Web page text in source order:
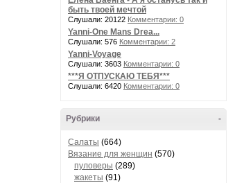
быть твоей мечтой
Слушали: 20122 Комментарии: 0
Yanni-One Mans Drea...
Слушали: 576 Комментарии: 2
Yanni-Voyage
Слушали: 3603 Комментарии: 0
***Я ОТПУСКАЮ ТЕБЯ***
Слушали: 6420 Комментарии: 0
-
Рубрики
Салаты (664)
Вязание для женщин (570)
пуловеры (289)
жакеты (91)